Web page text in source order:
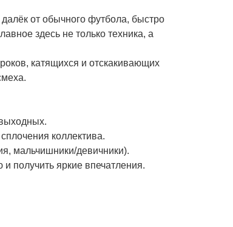
от обычного футбола, быстро
здесь не только техника, а
катящихся и отскакивающих
коллектива.
мальчишники/девичники).
получить яркие впечатления.